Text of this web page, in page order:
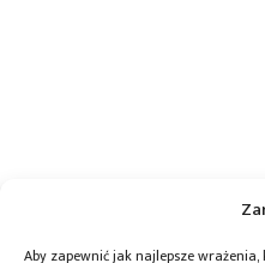
Aby zapewnić jak najlepsze